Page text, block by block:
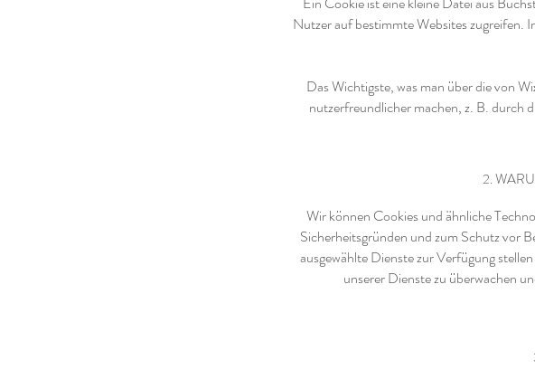
Nutzer auf bestimmte Websites zugreifen.
Das Wichtigste, was man über die von
nutzerfreundlicher machen, z. B. durch
2.
Wir können Cookies und ähnliche
Sicherheitsgründen und zum Schutz vor
ausgewählte Dienste zur Verfügung
unserer Dienste zu überwachen